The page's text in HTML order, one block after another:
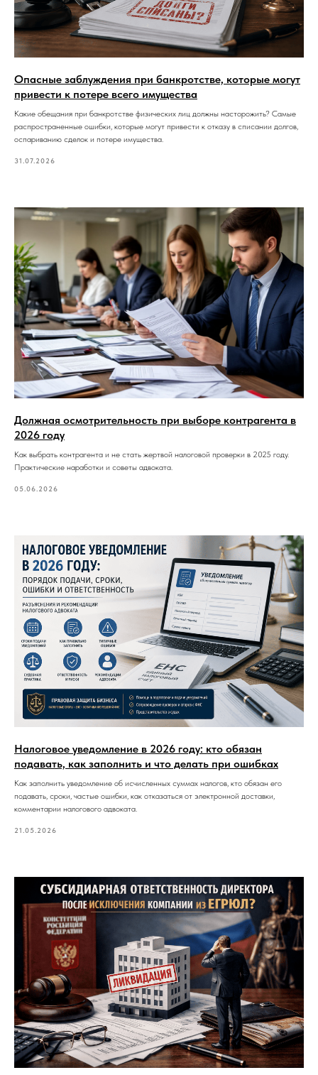
Опасные заблуждения при банкротстве, которые могут
привести к потере всего имущества
Какие обещания при банкротстве физических лиц должны насторожить? Самые
распространенные ошибки, которые могут привести к отказу в списании долгов,
оспариванию сделок и потере имущества.
31.07.2026
Должная осмотрительность при выборе контрагента в
2026 году
Как выбрать контрагента и не стать жертвой налоговой проверки в 2025 году.
Практические наработки и советы адвоката.
05.06.2026
Налоговое уведомление в 2026 году: кто обязан
подавать, как заполнить и что делать при ошибках
Как заполнить уведомление об исчисленных суммах налогов, кто обязан его
подавать, сроки, частые ошибки, как отказаться от электронной доставки,
комментарии налогового адвоката.
21.05.2026